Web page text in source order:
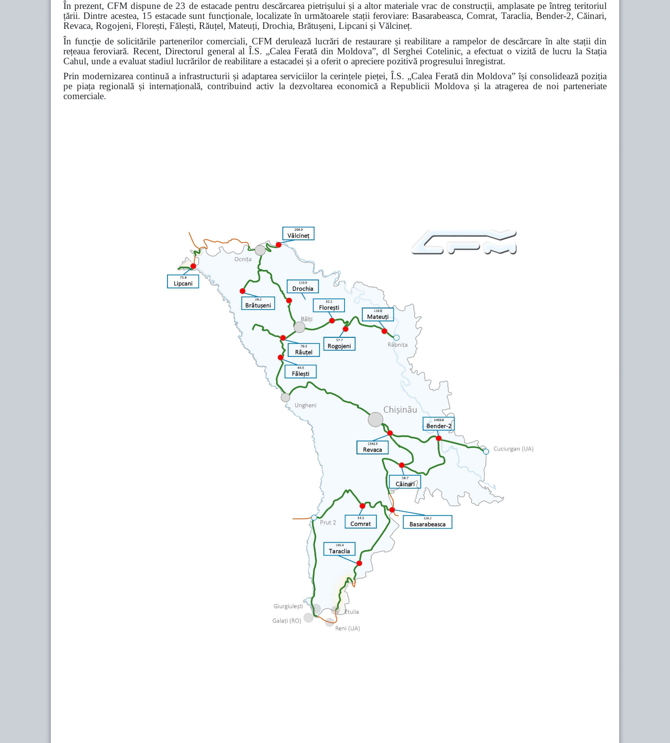
În prezent, CFM dispune de 23 de estacade pentru descărcarea pietrișului și a altor materiale vrac de construcții, amplasate pe întreg teritoriul
țării. Dintre acestea, 15 estacade sunt funcționale, localizate în următoarele stații feroviare: Basarabeasca, Comrat, Taraclia, Bender-2, Căinari,
Revaca, Rogojeni, Florești, Fălești, Răuțel, Mateuți, Drochia, Brătușeni, Lipcani și Vălcineț.
În funcție de solicitările partenerilor comerciali, CFM derulează lucrări de restaurare și reabilitare a rampelor de descărcare în alte stații din
rețeaua feroviară. Recent, Directorul general al Î.S. „Calea Ferată din Moldova”, dl Serghei Cotelinic, a efectuat o vizită de lucru la Stația
Cahul, unde a evaluat stadiul lucrărilor de reabilitare a estacadei și a oferit o apreciere pozitivă progresului înregistrat.
Prin modernizarea continuă a infrastructurii și adaptarea serviciilor la cerințele pieței, Î.S. „Calea Ferată din Moldova” își consolidează poziția
pe piața regională și internațională, contribuind activ la dezvoltarea economică a Republicii Moldova și la atragerea de noi parteneriate
comerciale.